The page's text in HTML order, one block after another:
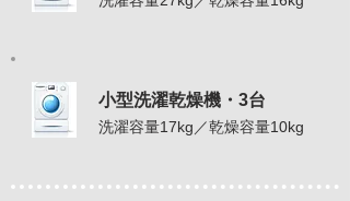
小型洗濯乾燥機・3台
洗濯容量17kg／乾燥容量10kg